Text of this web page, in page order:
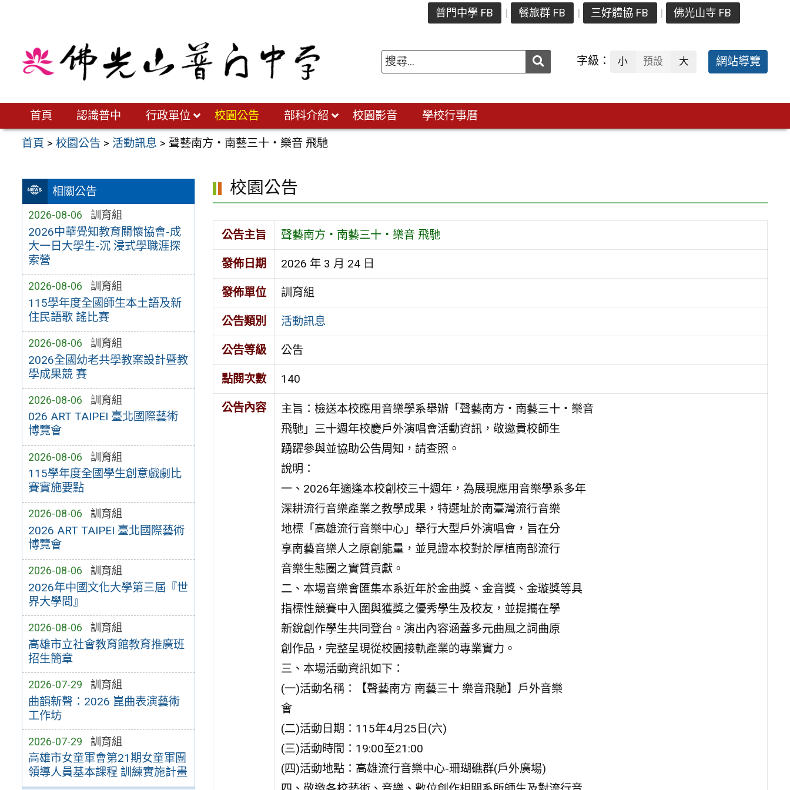
普門中學 FB 餐旅群 FB 三好體協 FB 佛光山寺 FB
送出 字級： 小 預設 大 網站導覽
首頁 認識普中 行政單位 校園公告 部科介紹 校園影音 學校行事曆
首頁 >校園公告 > 活動訊息 > 聲藝南方‧南藝三十‧樂音 飛馳
相關公告
2026-08-06 訓育組
2026中華覺知教育關懷協會-成
大一日大學生-沉 浸式學職涯探
索營
2026-08-06 訓育組
115學年度全國師生本土語及新
住民語歌 謠比賽
2026-08-06 訓育組
2026全國幼老共學教案設計暨教
學成果競 賽
2026-08-06 訓育組
026 ART TAIPEI 臺北國際藝術
博覽會
2026-08-06 訓育組
115學年度全國學生創意戲劇比
賽實施要點
2026-08-06 訓育組
2026 ART TAIPEI 臺北國際藝術
博覽會
2026-08-06 訓育組
2026年中國文化大學第三屆『世
界大學問』
2026-08-06 訓育組
高雄市立社會教育館教育推廣班
招生簡章
2026-07-29 訓育組
曲韻新聲：2026 崑曲表演藝術
工作坊
2026-07-29 訓育組
高雄市女童軍會第21期女童軍團
領導人員基本課程 訓練實施計畫
校園公告
公告主旨 聲藝南方‧南藝三十‧樂音 飛馳
發佈日期 2026 年 3 月 24 日
發佈單位 訓育組
公告類別 活動訊息
公告等級 公告
點閱次數 140
公告內容
主旨：檢送本校應用音樂學系舉辦「聲藝南方‧南藝三十‧樂音
飛馳」三十週年校慶戶外演唱會活動資訊，敬邀貴校師生
踴躍參與並協助公告周知，請查照。
說明：
一、2026年適逢本校創校三十週年，為展現應用音樂學系多年
深耕流行音樂產業之教學成果，特選址於南臺灣流行音樂
地標「高雄流行音樂中心」舉行大型戶外演唱會，旨在分
享南藝音樂人之原創能量，並見證本校對於厚植南部流行
音樂生態圈之實質貢獻。
二、本場音樂會匯集本系近年於金曲獎、金音獎、金璇獎等具
指標性競賽中入圍與獲獎之優秀學生及校友，並提攜在學
新銳創作學生共同登台。演出內容涵蓋多元曲風之詞曲原
創作品，完整呈現從校園接軌產業的專業實力。
三、本場活動資訊如下：
(一)活動名稱：【聲藝南方 南藝三十 樂音飛馳】戶外音樂
會
(二)活動日期：115年4月25日(六)
(三)活動時間：19:00至21:00
(四)活動地點：高雄流行音樂中心-珊瑚礁群(戶外廣場)